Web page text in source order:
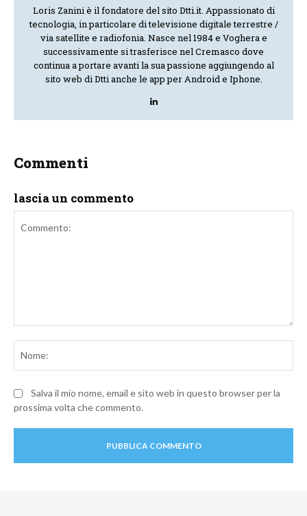
Loris Zanini è il fondatore del sito Dtti.it. Appassionato di
tecnologia, in particolare di televisione digitale terrestre /
via satellite e radiofonia. Nasce nel 1984 e Voghera e
successivamente si trasferisce nel Cremasco dove
continua a portare avanti la sua passione aggiungendo al
sito web di Dtti anche le app per Android e Iphone.
Commenti
lascia un commento
Salva il mio nome, email e sito web in questo browser per la
prossima volta che commento.